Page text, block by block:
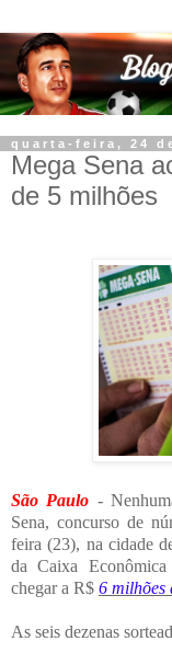
quarta-feira, 24
Mega Sena
de 5 milhões
São Paulo -
Sena, concurso de
feira (23), na cidade
da Caixa
chegar a R$ 6 milhões
As seis dezenas